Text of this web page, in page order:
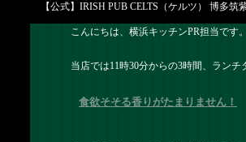
【公式】IRISH PUB CELTS（ケルツ） 博多筑
こんにちは、横浜キッチンPR担当です。
当店では11時30分からの3時間、ラン
食欲そそる香りがたまりません！